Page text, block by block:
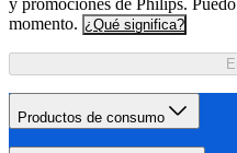
momento. ¿Qué significa?
Productos de consumo